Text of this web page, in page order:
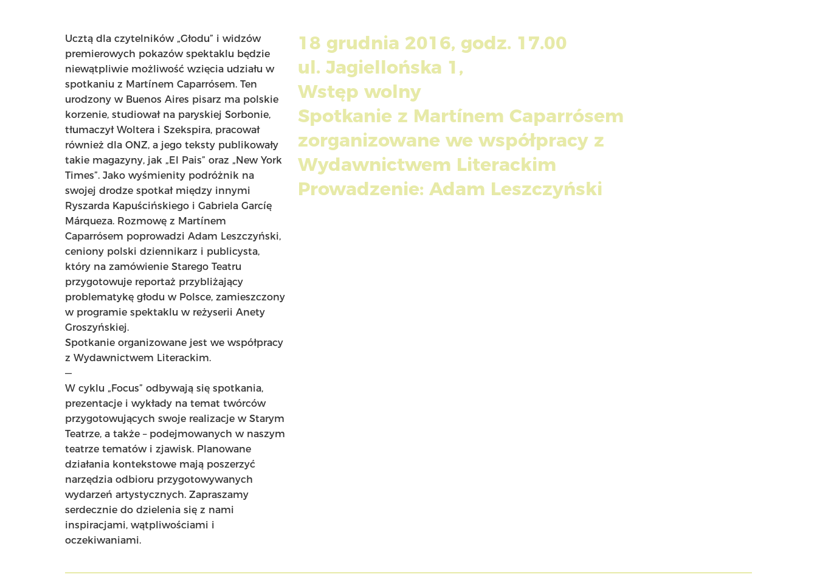
Ucztą dla czytelników „Głodu” i widzów
premierowych pokazów spektaklu będzie
niewątpliwie możliwość wzięcia udziału w
spotkaniu z Martínem Caparrósem. Ten
urodzony w Buenos Aires pisarz ma polskie
korzenie, studiował na paryskiej Sorbonie,
tłumaczył Woltera i Szekspira, pracował
również dla ONZ, a jego teksty publikowały
takie magazyny, jak „El Pais” oraz „New York
Times”. Jako wyśmienity podróżnik na
swojej drodze spotkał między innymi
Ryszarda Kapuścińskiego i Gabriela Garcíę
Márqueza. Rozmowę z Martínem
Caparrósem poprowadzi Adam Leszczyński,
ceniony polski dziennikarz i publicysta,
który na zamówienie Starego Teatru
przygotowuje reportaż przybliżający
problematykę głodu w Polsce, zamieszczony
w programie spektaklu w reżyserii Anety
Groszyńskiej.
Spotkanie organizowane jest we współpracy
z Wydawnictwem Literackim.
—
W cyklu „Focus” odbywają się spotkania,
prezentacje i wykłady na temat twórców
przygotowujących swoje realizacje w Starym
Teatrze, a także – podejmowanych w naszym
teatrze tematów i zjawisk. Planowane
działania kontekstowe mają poszerzyć
narzędzia odbioru przygotowywanych
wydarzeń artystycznych. Zapraszamy
serdecznie do dzielenia się z nami
inspiracjami, wątpliwościami i
oczekiwaniami.
18 grudnia 2016, godz. 17.00
ul. Jagiellońska 1,
Wstęp wolny
Spotkanie z Martínem Caparrósem
zorganizowane we współpracy z
Wydawnictwem Literackim
Prowadzenie: Adam Leszczyński